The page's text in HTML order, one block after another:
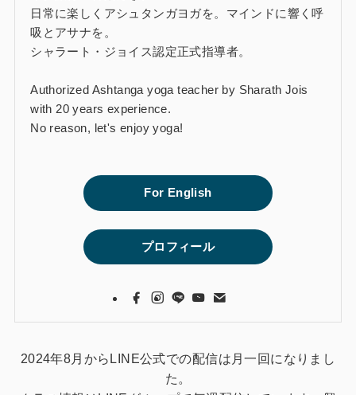
日常に楽しくアシュタンガヨガを。マインドに響く呼
吸とアサナを。
シャラート・ジョイス認定正式指導者。
Authorized Ashtanga yoga teacher by Sharath Jois
with 20 years experience.
No reason, let's enjoy yoga!
For English
プロフィール
2024年8月からLINE公式での配信は月一回になりまし
た。